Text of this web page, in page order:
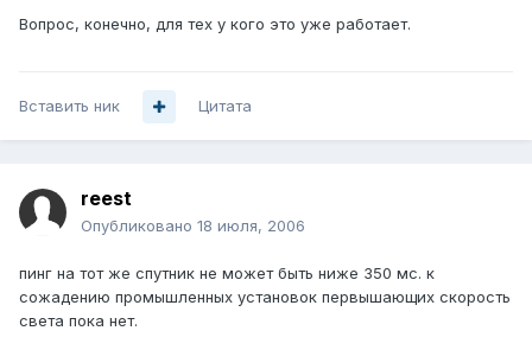
Вопрос, конечно, для тех у кого это уже работает.
Вставить ник Цитата
reest
Опубликовано 18 июля, 2006
пинг на тот же спутник не может быть ниже 350 мс. к
сожадению промышленных установок первышающих скорость
света пока нет.